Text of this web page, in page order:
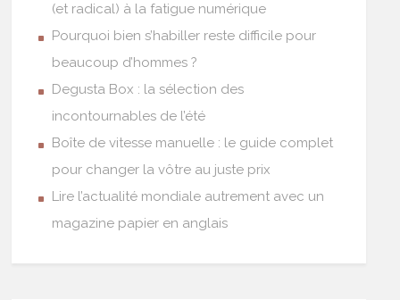
(et radical) à la fatigue numérique
Pourquoi bien s’habiller reste difficile pour
beaucoup d’hommes ?
Degusta Box : la sélection des
incontournables de l’été
Boîte de vitesse manuelle : le guide complet
pour changer la vôtre au juste prix
Lire l’actualité mondiale autrement avec un
magazine papier en anglais